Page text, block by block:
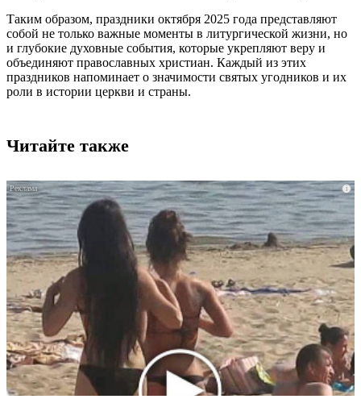
Таким образом, праздники октября 2025 года представляют
собой не только важные моменты в литургической жизни, но
и глубокие духовные события, которые укрепляют веру и
объединяют православных христиан. Каждый из этих
праздников напоминает о значимости святых угодников и их
роли в истории церкви и страны.
Читайте также
i